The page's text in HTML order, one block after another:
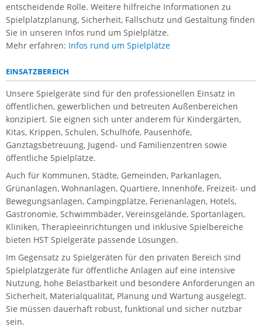
entscheidende Rolle. Weitere hilfreiche Informationen zu
Spielplatzplanung, Sicherheit, Fallschutz und Gestaltung finden
Sie in unseren Infos rund um Spielplätze.
Mehr erfahren: Infos rund um Spielplätze
EINSATZBEREICH
Unsere Spielgeräte sind für den professionellen Einsatz in
öffentlichen, gewerblichen und betreuten Außenbereichen
konzipiert. Sie eignen sich unter anderem für Kindergärten,
Kitas, Krippen, Schulen, Schulhöfe, Pausenhöfe,
Ganztagsbetreuung, Jugend- und Familienzentren sowie
öffentliche Spielplätze.
Auch für Kommunen, Städte, Gemeinden, Parkanlagen,
Grünanlagen, Wohnanlagen, Quartiere, Innenhöfe, Freizeit- und
Bewegungsanlagen, Campingplätze, Ferienanlagen, Hotels,
Gastronomie, Schwimmbäder, Vereinsgelände, Sportanlagen,
Kliniken, Therapieeinrichtungen und inklusive Spielbereiche
bieten HST Spielgeräte passende Lösungen.
Im Gegensatz zu Spielgeräten für den privaten Bereich sind
Spielplatzgeräte für öffentliche Anlagen auf eine intensive
Nutzung, hohe Belastbarkeit und besondere Anforderungen an
Sicherheit, Materialqualität, Planung und Wartung ausgelegt.
Sie müssen dauerhaft robust, funktional und sicher nutzbar
sein.